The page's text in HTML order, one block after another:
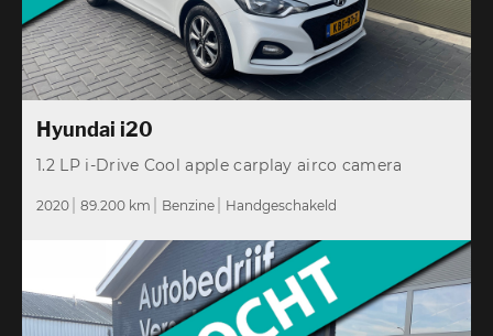
Hyundai i20
1.2 LP i-Drive Cool apple carplay airco camera
2020 89.200 km Benzine Handgeschakeld